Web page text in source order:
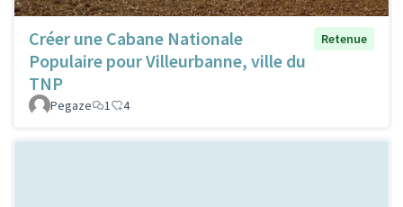
Créer une Cabane Nationale
Populaire pour Villeurbanne, ville du
TNP
Retenue
Pegaze 1 4